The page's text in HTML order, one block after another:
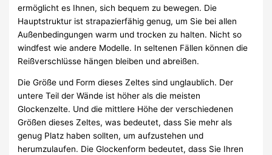
ermöglicht es Ihnen, sich bequem zu bewegen. Die
Hauptstruktur ist strapazierfähig genug, um Sie bei allen
Außenbedingungen warm und trocken zu halten. Nicht so
windfest wie andere Modelle. In seltenen Fällen können die
Reißverschlüsse hängen bleiben und abreißen.
Die Größe und Form dieses Zeltes sind unglaublich. Der
untere Teil der Wände ist höher als die meisten
Glockenzelte. Und die mittlere Höhe der verschiedenen
Größen dieses Zeltes, was bedeutet, dass Sie mehr als
genug Platz haben sollten, um aufzustehen und
herumzulaufen. Die Glockenform bedeutet, dass Sie Ihren